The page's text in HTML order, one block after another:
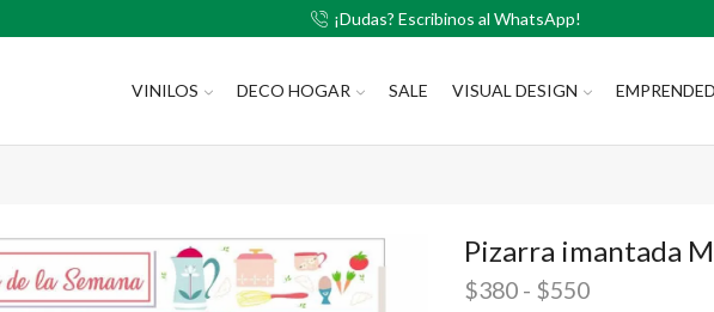
¡Dudas? Escribinos al WhatsApp!
VINILOS DECO HOGAR SALE VISUAL DESIGN
Pizarra imantada
$380 - $550